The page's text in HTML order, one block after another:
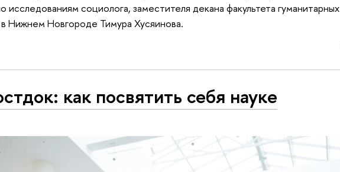
исследованиям социолога, заместителя декана факультета гуманитарных
Нижнем Новгороде Тимура Хусяинова.
как посвятить себя науке